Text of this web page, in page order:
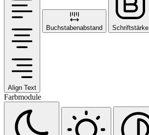
Align Text
Buchstabenabstand Schriftstärke
Farbmodule